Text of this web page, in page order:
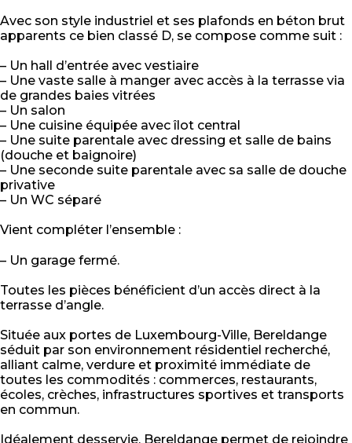
Avec son style industriel et ses plafonds en béton brut
apparents ce bien classé D, se compose comme suit :
– Un hall d’entrée avec vestiaire
– Une vaste salle à manger avec accès à la terrasse via
de grandes baies vitrées
– Un salon
– Une cuisine équipée avec îlot central
– Une suite parentale avec dressing et salle de bains
(douche et baignoire)
– Une seconde suite parentale avec sa salle de douche
privative
– Un WC séparé
Vient compléter l’ensemble :
– Un garage fermé.
Toutes les pièces bénéficient d’un accès direct à la
terrasse d’angle.
Située aux portes de Luxembourg-Ville, Bereldange
séduit par son environnement résidentiel recherché,
alliant calme, verdure et proximité immédiate de
toutes les commodités : commerces, restaurants,
écoles, crèches, infrastructures sportives et transports
en commun.
Idéalement desservie, Bereldange permet de rejoindre